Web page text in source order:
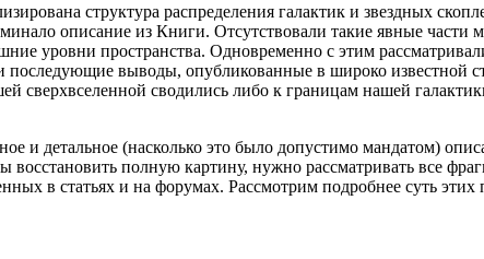
структура распределения галактик и звездных
описание из Книги. Отсутствовали такие явные части
уровни пространства. Одновременно с этим
выводы, опубликованные в широко известной
сверхвселенной сводились либо к границам нашей
и детальное (насколько это было допустимо мандатом)
полную картину, нужно рассматривать все
в статьях и на форумах. Рассмотрим подробнее суть этих